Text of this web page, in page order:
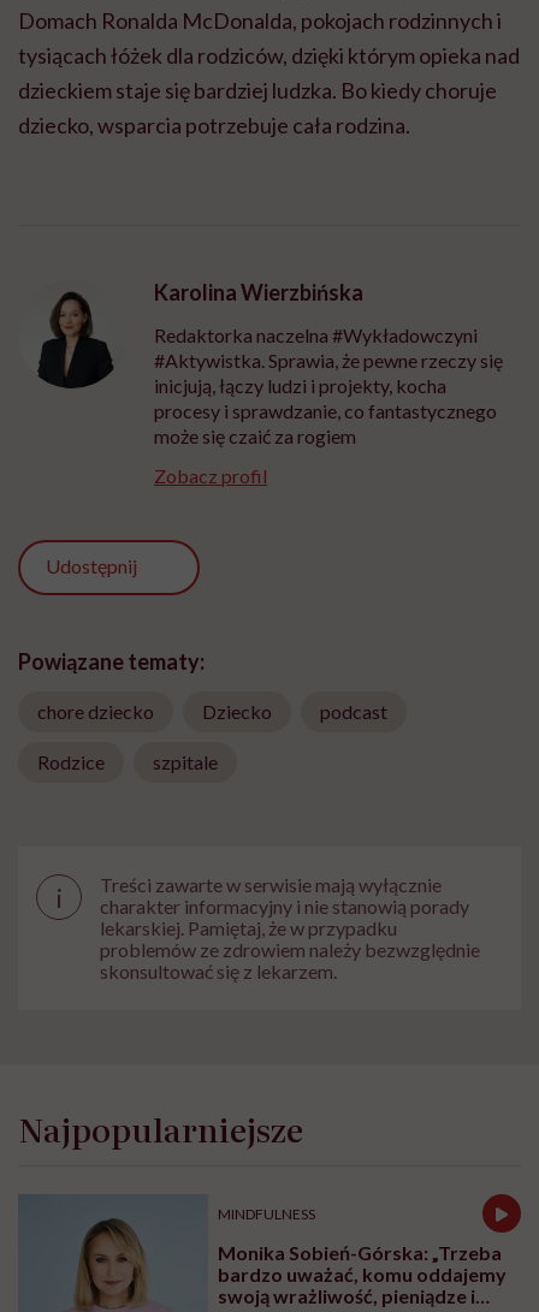
Domach Ronalda McDonalda, pokojach rodzinnych i
tysiącach łóżek dla rodziców, dzięki którym opieka nad
dzieckiem staje się bardziej ludzka. Bo kiedy choruje
dziecko, wsparcia potrzebuje cała rodzina.
Karolina Wierzbińska
Redaktorka naczelna #Wykładowczyni
#Aktywistka. Sprawia, że pewne rzeczy się
inicjują, łączy ludzi i projekty, kocha
procesy i sprawdzanie, co fantastycznego
może się czaić za rogiem
Zobacz profil
Udostępnij
Powiązane tematy:
chore dziecko Dziecko podcast
Rodzice szpitale
i
Treści zawarte w serwisie mają wyłącznie
charakter informacyjny i nie stanowią porady
lekarskiej. Pamiętaj, że w przypadku
problemów ze zdrowiem należy bezwzględnie
skonsultować się z lekarzem.
Najpopularniejsze
MINDFULNESS
Monika Sobień-Górska: „Trzeba
bardzo uważać, komu oddajemy
swoją wrażliwość, pieniądze i